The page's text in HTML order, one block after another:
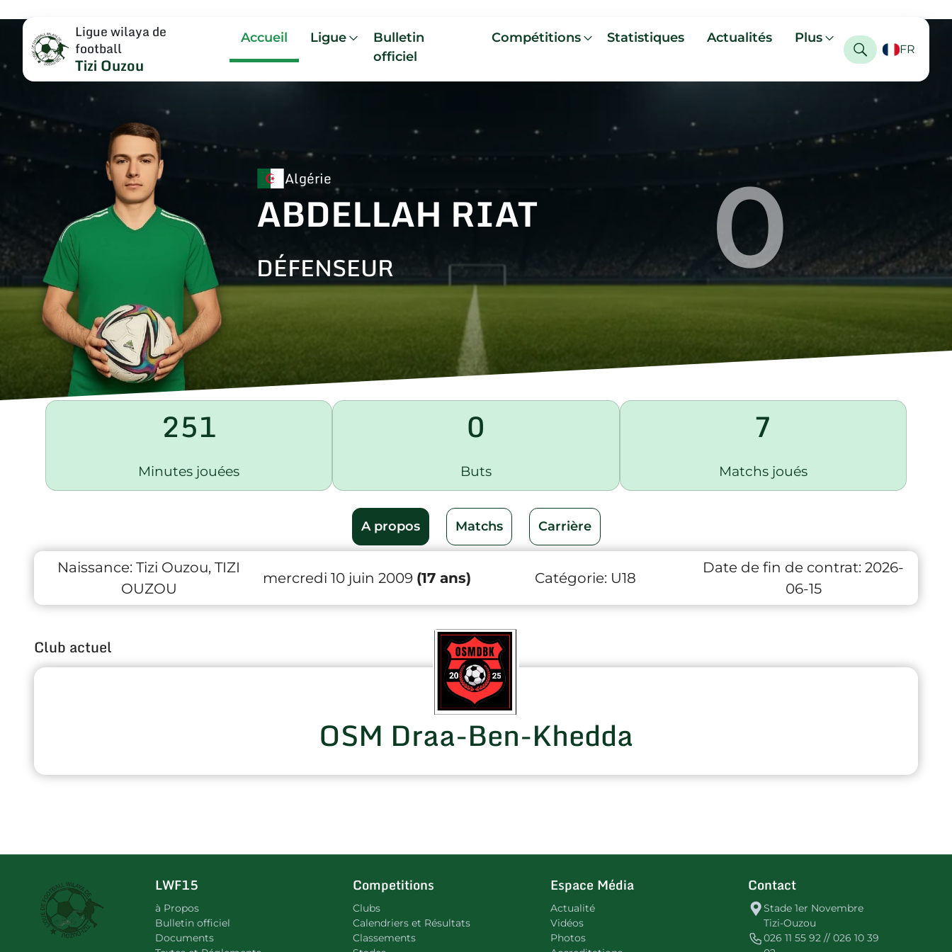
Ligue wilaya de
football
Tizi Ouzou
Accueil Ligue
Bulletin
officiel
Compétitions Statistiques Actualités Plus
FR
Algérie
ABDELLAH RIAT
DÉFENSEUR 0
251
Minutes jouées
0
Buts
7
Matchs joués
A propos Matchs Carrière
Naissance: Tizi Ouzou, TIZI
OUZOU
mercredi 10 juin 2009 (17 ans) Catégorie: U18
Date de fin de contrat: 2026-
06-15
Club actuel
OSM Draa-Ben-Khedda
LWF15
à Propos
Bulletin officiel
Documents
Competitions
Clubs
Calendriers et Résultats
Classements
Espace Média
Actualité
Vidéos
Photos
Contact
Stade 1er Novembre
Tizi-Ouzou
026 11 55 92 // 026 10 39